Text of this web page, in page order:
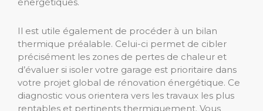
Il est utile également de procéder à un bilan
thermique préalable. Celui-ci permet de cibler
précisément les zones de pertes de chaleur et
d’évaluer si isoler votre garage est prioritaire dans
votre projet global de rénovation énergétique. Ce
diagnostic vous orientera vers les travaux les plus
rentables et pertinents thermiquement. Vous